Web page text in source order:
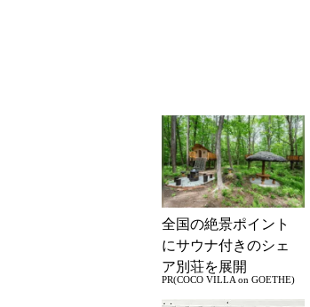
全国の絶景ポイント
にサウナ付きのシェ
ア別荘を展開
PR(COCO VILLA on GOETHE)